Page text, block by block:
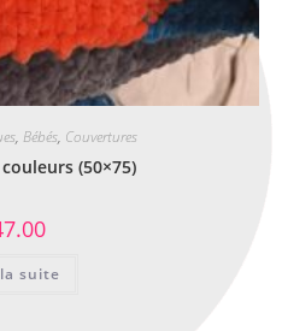
, Bébés, Couvertures
(50×75)
suite